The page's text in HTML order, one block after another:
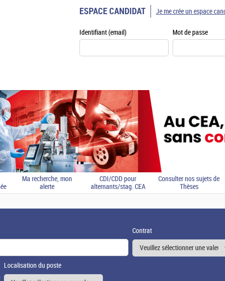
ESPACE CANDIDAT
Identifiant (email) Mot de passe
Je me crée un espace
Ma recherche, mon
alerte
CDI/CDD pour
alternants/stag. CEA
Consulter nos sujets de
Thèses
Contrat
Localisation du poste